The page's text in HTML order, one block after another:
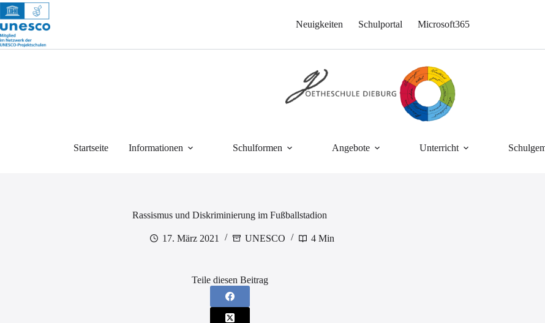
Zum
Inhalt
springen
Neuigkeiten Schulportal Microsoft365
Startseite Informationen Schulformen Angebote Unterricht
Rassismus und Diskriminierung im Fußballstadion
17. März 2021 UNESCO 4 Min
Teile diesen Beitrag